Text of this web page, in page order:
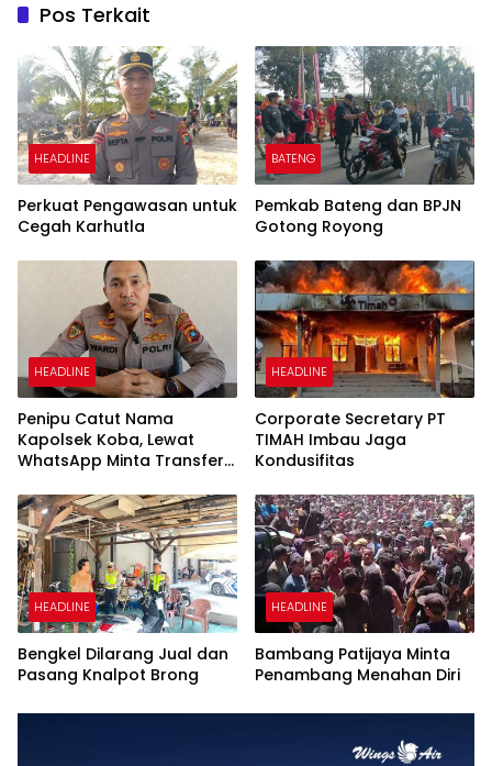
Pos Terkait
HEADLINE
Perkuat Pengawasan untuk
Cegah Karhutla
BATENG
Pemkab Bateng dan BPJN
Gotong Royong
HEADLINE
Penipu Catut Nama
Kapolsek Koba, Lewat
WhatsApp Minta Transfer
HEADLINE
Corporate Secretary PT
TIMAH Imbau Jaga
Kondusifitas
HEADLINE
Bengkel Dilarang Jual dan
Pasang Knalpot Brong
HEADLINE
Bambang Patijaya Minta
Penambang Menahan Diri